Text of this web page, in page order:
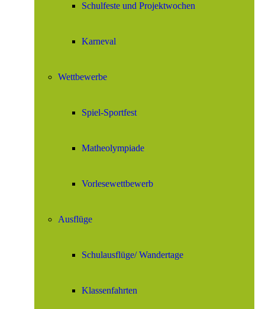
Schulfeste und Projektwochen
Karneval
Wettbewerbe
Spiel-Sportfest
Matheolympiade
Vorlesewettbewerb
Ausflüge
Schulausflüge/ Wandertage
Klassenfahrten